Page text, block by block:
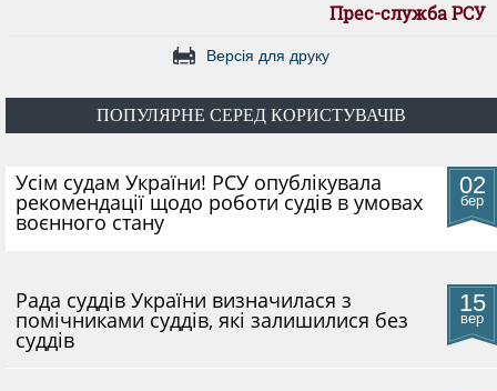
Прес-служба РСУ
Версія для друку
ПОПУЛЯРНЕ СЕРЕД КОРИСТУВАЧІВ
02
бер
​Усім судам України! РСУ опублікувала
рекомендації щодо роботи судів в умовах
воєнного стану
15
вер
Рада суддів України визначилася з
помічниками суддів, які залишилися без
суддів